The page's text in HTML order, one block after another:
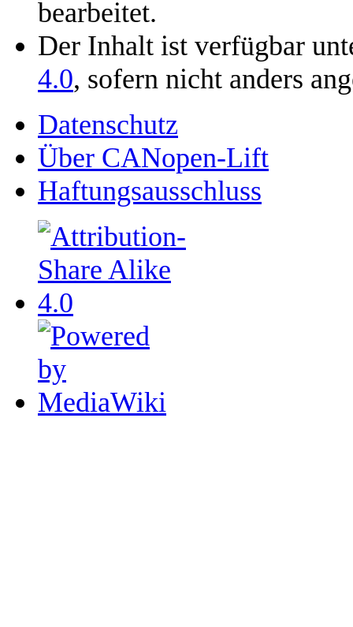
bearbeitet.
Der Inhalt ist verfügbar
4.0, sofern nicht anders
Datenschutz
Über CANopen-Lift
Haftungsausschluss